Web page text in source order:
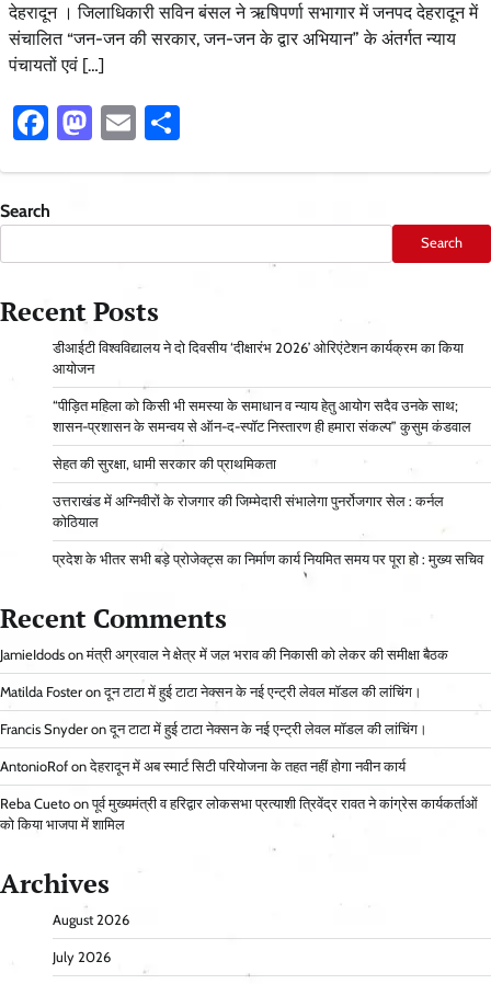
देहरादून । जिलाधिकारी सविन बंसल ने ऋषिपर्णा सभागार में जनपद देहरादून में
संचालित “जन-जन की सरकार, जन-जन के द्वार अभियान” के अंतर्गत न्याय
पंचायतों एवं […]
Facebook
Mastodon
Email
Search
Search
Recent Posts
डीआईटी विश्वविद्यालय ने दो दिवसीय ‘दीक्षारंभ 2026’ ओरिएंटेशन कार्यक्रम का किया
आयोजन
“पीड़ित महिला को किसी भी समस्या के समाधान व न्याय हेतु आयोग सदैव उनके साथ;
शासन-प्रशासन के समन्वय से ऑन-द-स्पॉट निस्तारण ही हमारा संकल्प” कुसुम कंडवाल
सेहत की सुरक्षा, धामी सरकार की प्राथमिकता
उत्तराखंड में अग्निवीरों के रोजगार की जिम्मेदारी संभालेगा पुनर्रोजगार सेल : कर्नल
कोठियाल
प्रदेश के भीतर सभी बड़े प्रोजेक्ट्स का निर्माण कार्य नियमित समय पर पूरा हो : मुख्य सचिव
Recent Comments
JamieIdods onमंत्री अग्रवाल ने क्षेत्र में जल भराव की निकासी को लेकर की समीक्षा बैठक
Matilda Foster onदून टाटा में हुई टाटा नेक्सन के नई एन्ट्री लेवल मॉडल की लांचिंग।
Francis Snyder onदून टाटा में हुई टाटा नेक्सन के नई एन्ट्री लेवल मॉडल की लांचिंग।
AntonioRof onदेहरादून में अब स्मार्ट सिटी परियोजना के तहत नहीं होगा नवीन कार्य
Reba Cueto onपूर्व मुख्यमंत्री व हरिद्वार लोकसभा प्रत्याशी त्रिवेंद्र रावत ने कांग्रेस कार्यकर्ताओं
को किया भाजपा में शामिल
Archives
August 2026
July 2026